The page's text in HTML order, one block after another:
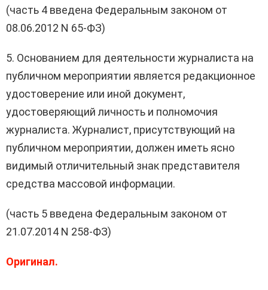
(часть 4 введена Федеральным законом от
08.06.2012 N 65-ФЗ)
5. Основанием для деятельности журналиста на
публичном мероприятии является редакционное
удостоверение или иной документ,
удостоверяющий личность и полномочия
журналиста. Журналист, присутствующий на
публичном мероприятии, должен иметь ясно
видимый отличительный знак представителя
средства массовой информации.
(часть 5 введена Федеральным законом от
21.07.2014 N 258-ФЗ)
Оригинал.